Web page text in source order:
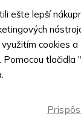
Výpredaj
ešte lepší
cookies
Pomocou